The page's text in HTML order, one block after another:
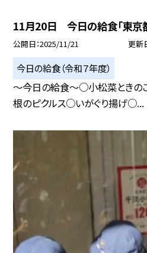
11月20日 今日の給食「東京
公開日 2025/11/21 更新
今日の給食（令和７年度）
～今日の給食～○小松菜ときの
根のピクルス○いがぐり揚げ○...